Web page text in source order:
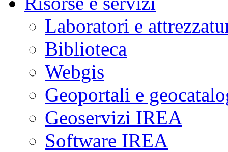
Laboratori e
Biblioteca
Webgis
Geoportali e
Geoservizi IREA
Software IREA